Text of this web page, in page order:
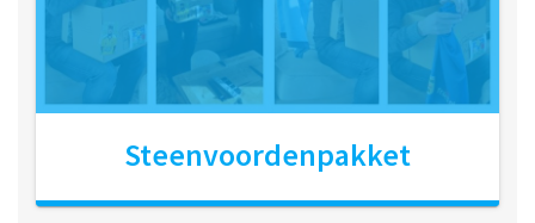
Steenvoordenpakket